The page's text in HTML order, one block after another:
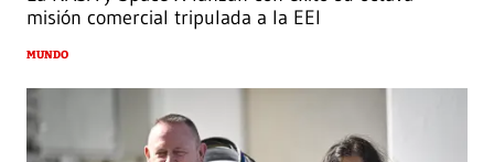
misión comercial tripulada a la EEI
MUNDO